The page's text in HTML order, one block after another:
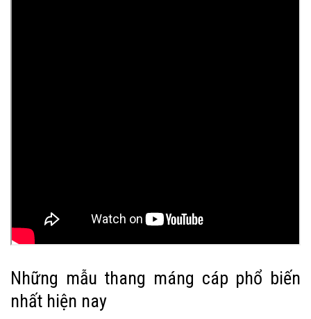
Những mẫu thang máng cáp phổ biến
nhất hiện nay